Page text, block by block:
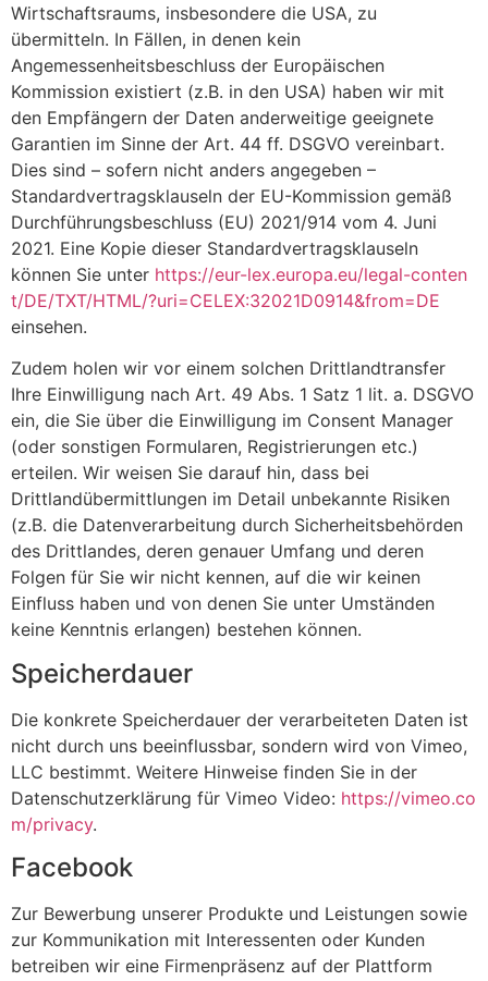
Wirtschaftsraums, insbesondere die USA, zu
übermitteln. In Fällen, in denen kein
Angemessenheitsbeschluss der Europäischen
Kommission existiert (z.B. in den USA) haben wir mit
den Empfängern der Daten anderweitige geeignete
Garantien im Sinne der Art. 44 ff. DSGVO vereinbart.
Dies sind – sofern nicht anders angegeben –
Standardvertragsklauseln der EU-Kommission gemäß
Durchführungsbeschluss (EU) 2021/914 vom 4. Juni
2021. Eine Kopie dieser Standardvertragsklauseln
können Sie unter https://eur-lex.europa.eu/legal-conten
t/DE/TXT/HTML/?uri=CELEX:32021D0914&from=DE
einsehen.
Zudem holen wir vor einem solchen Drittlandtransfer
Ihre Einwilligung nach Art. 49 Abs. 1 Satz 1 lit. a. DSGVO
ein, die Sie über die Einwilligung im Consent Manager
(oder sonstigen Formularen, Registrierungen etc.)
erteilen. Wir weisen Sie darauf hin, dass bei
Drittlandübermittlungen im Detail unbekannte Risiken
(z.B. die Datenverarbeitung durch Sicherheitsbehörden
des Drittlandes, deren genauer Umfang und deren
Folgen für Sie wir nicht kennen, auf die wir keinen
Einfluss haben und von denen Sie unter Umständen
keine Kenntnis erlangen) bestehen können.
Speicherdauer
Die konkrete Speicherdauer der verarbeiteten Daten ist
nicht durch uns beeinflussbar, sondern wird von Vimeo,
LLC bestimmt. Weitere Hinweise finden Sie in der
Datenschutzerklärung für Vimeo Video: https://vimeo.co
m/privacy.
Facebook
Zur Bewerbung unserer Produkte und Leistungen sowie
zur Kommunikation mit Interessenten oder Kunden
betreiben wir eine Firmenpräsenz auf der Plattform